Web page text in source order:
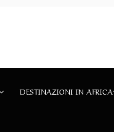
DESTINAZIONI IN AFRICA